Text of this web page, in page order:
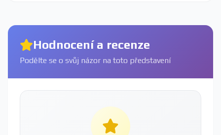
Hodnocení a recenze
Podělte se o svůj názor na toto představení